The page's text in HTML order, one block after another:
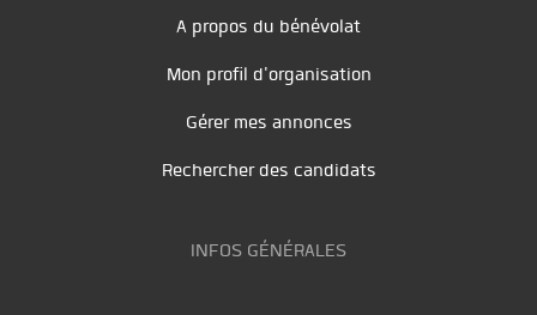
A propos du bénévolat
Mon profil d'organisation
Gérer mes annonces
Rechercher des candidats
INFOS GÉNÉRALES